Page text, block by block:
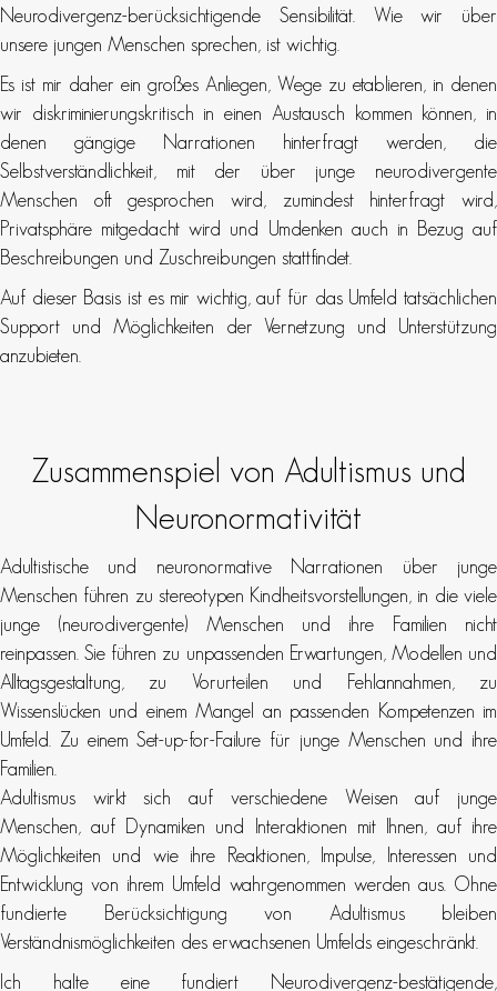
Neurodivergenz-berücksichtigende Sensibilität. Wie wir über
unsere jungen Menschen sprechen, ist wichtig.
Es ist mir daher ein großes Anliegen, Wege zu etablieren, in denen
wir diskriminierungskritisch in einen Austausch kommen können, in
denen gängige Narrationen hinterfragt werden, die
Selbstverständlichkeit, mit der über junge neurodivergente
Menschen oft gesprochen wird, zumindest hinterfragt wird,
Privatsphäre mitgedacht wird und Umdenken auch in Bezug auf
Beschreibungen und Zuschreibungen stattfindet.
Auf dieser Basis ist es mir wichtig, auf für das Umfeld tatsächlichen
Support und Möglichkeiten der Vernetzung und Unterstützung
anzubieten.
Zusammenspiel von Adultismus und
Neuronormativität
Adultistische und neuronormative Narrationen über junge
Menschen führen zu stereotypen Kindheitsvorstellungen, in die viele
junge (neurodivergente) Menschen und ihre Familien nicht
reinpassen. Sie führen zu unpassenden Erwartungen, Modellen und
Alltagsgestaltung, zu Vorurteilen und Fehlannahmen, zu
Wissenslücken und einem Mangel an passenden Kompetenzen im
Umfeld. Zu einem Set-up-for-Failure für junge Menschen und ihre
Familien.
Adultismus wirkt sich auf verschiedene Weisen auf junge
Menschen, auf Dynamiken und Interaktionen mit Ihnen, auf ihre
Möglichkeiten und wie ihre Reaktionen, Impulse, Interessen und
Entwicklung von ihrem Umfeld wahrgenommen werden aus. Ohne
fundierte Berücksichtigung von Adultismus bleiben
Verständnismöglichkeiten des erwachsenen Umfelds eingeschränkt.
Ich halte eine fundiert Neurodivergenz-bestätigende,